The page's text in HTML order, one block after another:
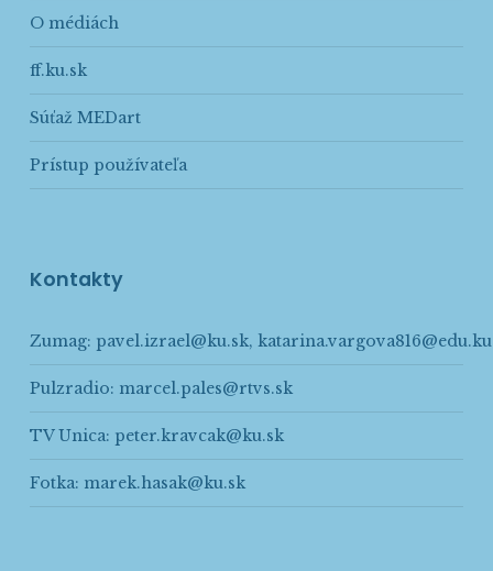
O médiách
ff.ku.sk
Súťaž MEDart
Prístup používateľa
Kontakty
Zumag: pavel.izrael@ku.sk,
Pulzradio: marcel.pales@rtvs.sk
TV Unica: peter.kravcak@ku.sk
Fotka: marek.hasak@ku.sk